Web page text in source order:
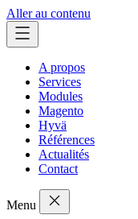
Aller au contenu
A propos
Services
Modules
Magento
Hyvä
Références
Actualités
Contact
Menu